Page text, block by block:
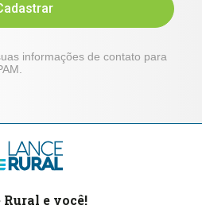
informações de contato para
Rural e você!